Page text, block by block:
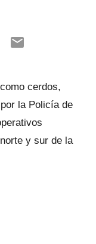
cerdos,
la Policía de
y sur de la